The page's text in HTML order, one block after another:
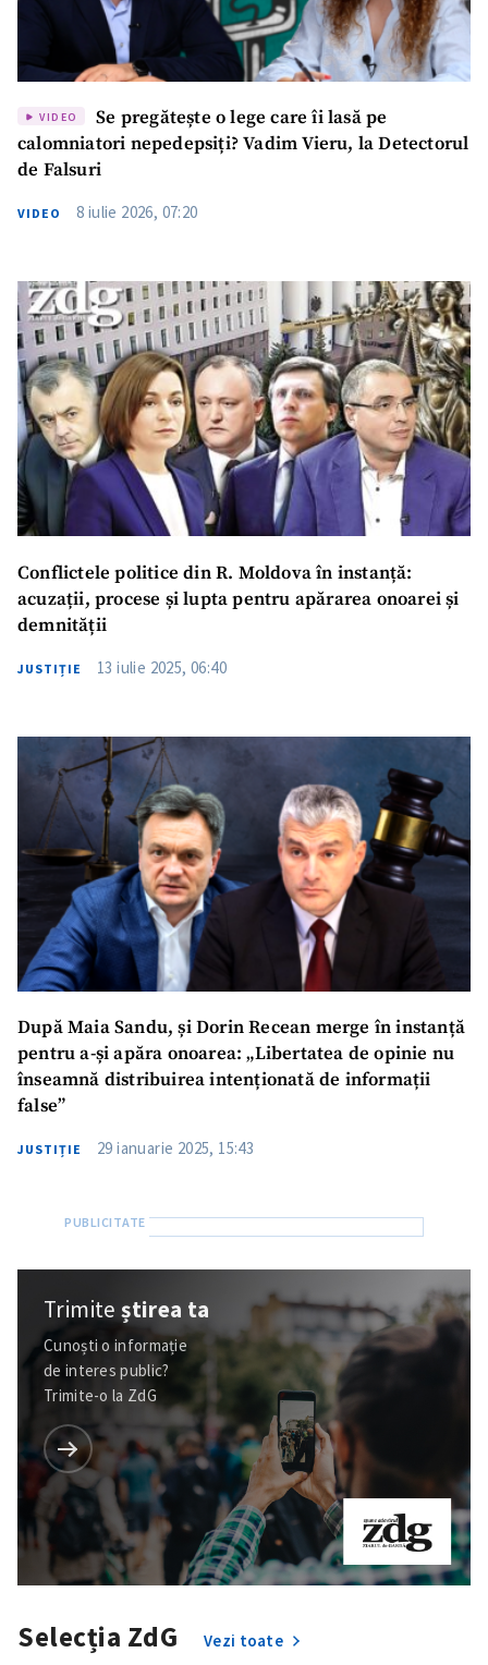
VIDEO
Se pregătește o lege care îi lasă pe
calomniatori nepedepsiți? Vadim Vieru, la Detectorul
de Falsuri
VIDEO 8 iulie 2026, 07:20
Conflictele politice din R. Moldova în instanță:
acuzații, procese și lupta pentru apărarea onoarei și
demnității
JUSTIȚIE 13 iulie 2025, 06:40
După Maia Sandu, și Dorin Recean merge în instanță
pentru a-și apăra onoarea: „Libertatea de opinie nu
înseamnă distribuirea intenționată de informații
false”
JUSTIȚIE 29 ianuarie 2025, 15:43
Trimiteștirea ta
Cunoști o informație
de interes public?
Trimite-o la ZdG
Selecția ZdG Vezi toate